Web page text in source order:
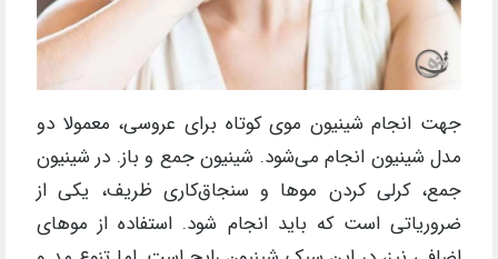
جهت انجام شینیون موی کوتاه برای عروسی، معمولا دو
مدل شینیون انجام می‌شود. شینیون جمع و باز. در شینیون
جمع، کرلی کردن موها و سنجاق‌کاری ظریف، یکی از
ضروریاتی است که باید انجام شود. استفاده از موهای